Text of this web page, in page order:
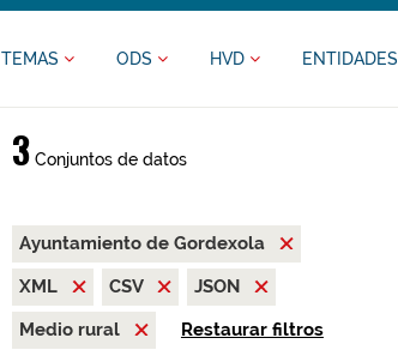
TEMAS ODS HVD ENTIDADES
3Conjuntos de datos
Ayuntamiento de Gordexola
XML
CSV
JSON
Medio rural
Restaurar filtros